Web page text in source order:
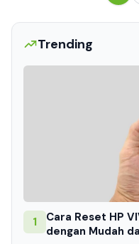
Trending
1
Cara Reset HP
dengan Mudah